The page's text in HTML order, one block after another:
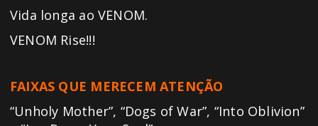
Vida longa ao VENOM.
VENOM Rise!!!
FAIXAS QUE MERECEM ATENÇÃO
“Unholy Mother”, “Dogs of War”, “Into Oblivion”